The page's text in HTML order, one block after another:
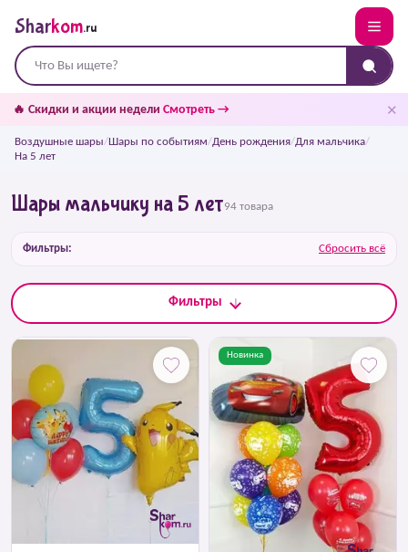
Sharkom.ru
🔥 Скидки и акции недели Смотреть → ✕
Воздушные шары/Шары по событиям/День рождения/Для мальчика/
На 5 лет
Шары мальчику на 5 лет94 товара
Фильтры: Сбросить всё
Фильтры
Новинка